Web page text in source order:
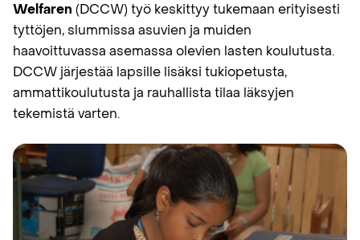
Welfaren (DCCW) työ keskittyy tukemaan erityisesti
tyttöjen, slummissa asuvien ja muiden
haavoittuvassa asemassa olevien lasten koulutusta.
DCCW järjestää lapsille lisäksi tukiopetusta,
ammattikoulutusta ja rauhallista tilaa läksyjen
tekemistä varten.